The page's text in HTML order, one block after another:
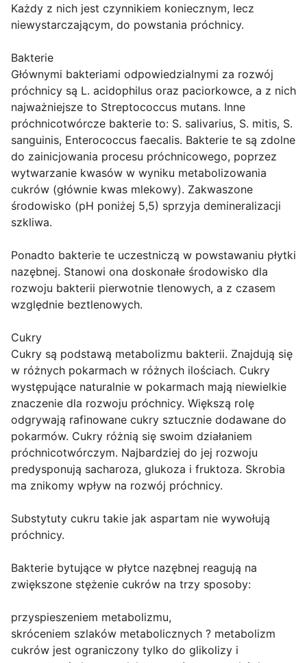
Każdy z nich jest czynnikiem koniecznym, lecz
niewystarczającym, do powstania próchnicy.
Bakterie
Głównymi bakteriami odpowiedzialnymi za rozwój
próchnicy są L. acidophilus oraz paciorkowce, a z nich
najważniejsze to Streptococcus mutans. Inne
próchnicotwórcze bakterie to: S. salivarius, S. mitis, S.
sanguinis, Enterococcus faecalis. Bakterie te są zdolne
do zainicjowania procesu próchnicowego, poprzez
wytwarzanie kwasów w wyniku metabolizowania
cukrów (głównie kwas mlekowy). Zakwaszone
środowisko (pH poniżej 5,5) sprzyja demineralizacji
szkliwa.
Ponadto bakterie te uczestniczą w powstawaniu płytki
nazębnej. Stanowi ona doskonałe środowisko dla
rozwoju bakterii pierwotnie tlenowych, a z czasem
względnie beztlenowych.
Cukry
Cukry są podstawą metabolizmu bakterii. Znajdują się
w różnych pokarmach w różnych ilościach. Cukry
występujące naturalnie w pokarmach mają niewielkie
znaczenie dla rozwoju próchnicy. Większą rolę
odgrywają rafinowane cukry sztucznie dodawane do
pokarmów. Cukry różnią się swoim działaniem
próchnicotwórczym. Najbardziej do jej rozwoju
predysponują sacharoza, glukoza i fruktoza. Skrobia
ma znikomy wpływ na rozwój próchnicy.
Substytuty cukru takie jak aspartam nie wywołują
próchnicy.
Bakterie bytujące w płytce nazębnej reagują na
zwiększone stężenie cukrów na trzy sposoby:
przyspieszeniem metabolizmu,
skróceniem szlaków metabolicznych ? metabolizm
cukrów jest ograniczony tylko do glikolizy i